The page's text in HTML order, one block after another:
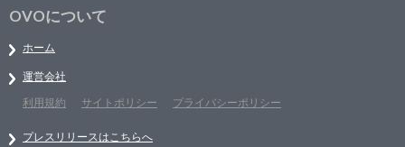
OVOについて
ホーム
運営会社
利用規約
サイトポリシー プライバシーポリシー
プレスリリースはこちらへ